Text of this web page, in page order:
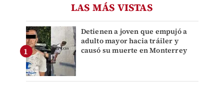
LAS MÁS VISTAS
Detienen a joven que empujó a
adulto mayor hacia tráiler y
causó su muerte en Monterrey